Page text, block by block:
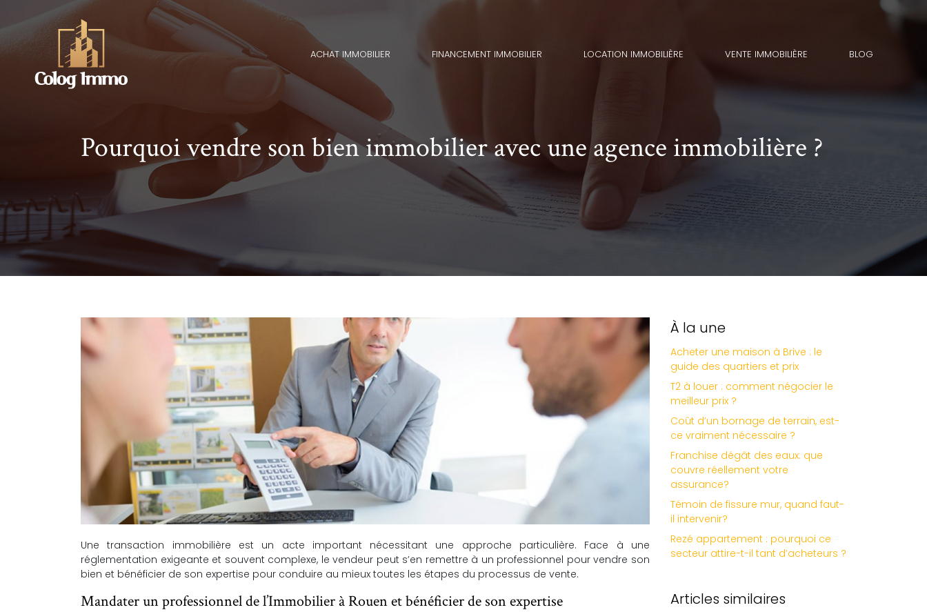
ACHAT IMMOBILIER FINANCEMENT IMMOBILIER LOCATION IMMOBILIÈRE VENTE IMMOBILIÈRE BLOG
Pourquoi vendre son bien immobilier avec une agence immobilière ?
Une transaction immobilière est un acte important nécessitant une approche particulière. Face à une
réglementation exigeante et souvent complexe, le vendeur peut s’en remettre à un professionnel pour vendre son
bien et bénéficier de son expertise pour conduire au mieux toutes les étapes du processus de vente.
Mandater un professionnel de l’Immobilier à Rouen et bénéficier de son expertise
À la une
Acheter une maison à Brive : le
guide des quartiers et prix
T2 à louer : comment négocier le
meilleur prix ?
Coût d’un bornage de terrain, est-
ce vraiment nécessaire ?
Franchise dégât des eaux: que
couvre réellement votre
assurance?
Témoin de fissure mur, quand faut-
il intervenir?
Rezé appartement : pourquoi ce
secteur attire-t-il tant d’acheteurs ?
Articles similaires